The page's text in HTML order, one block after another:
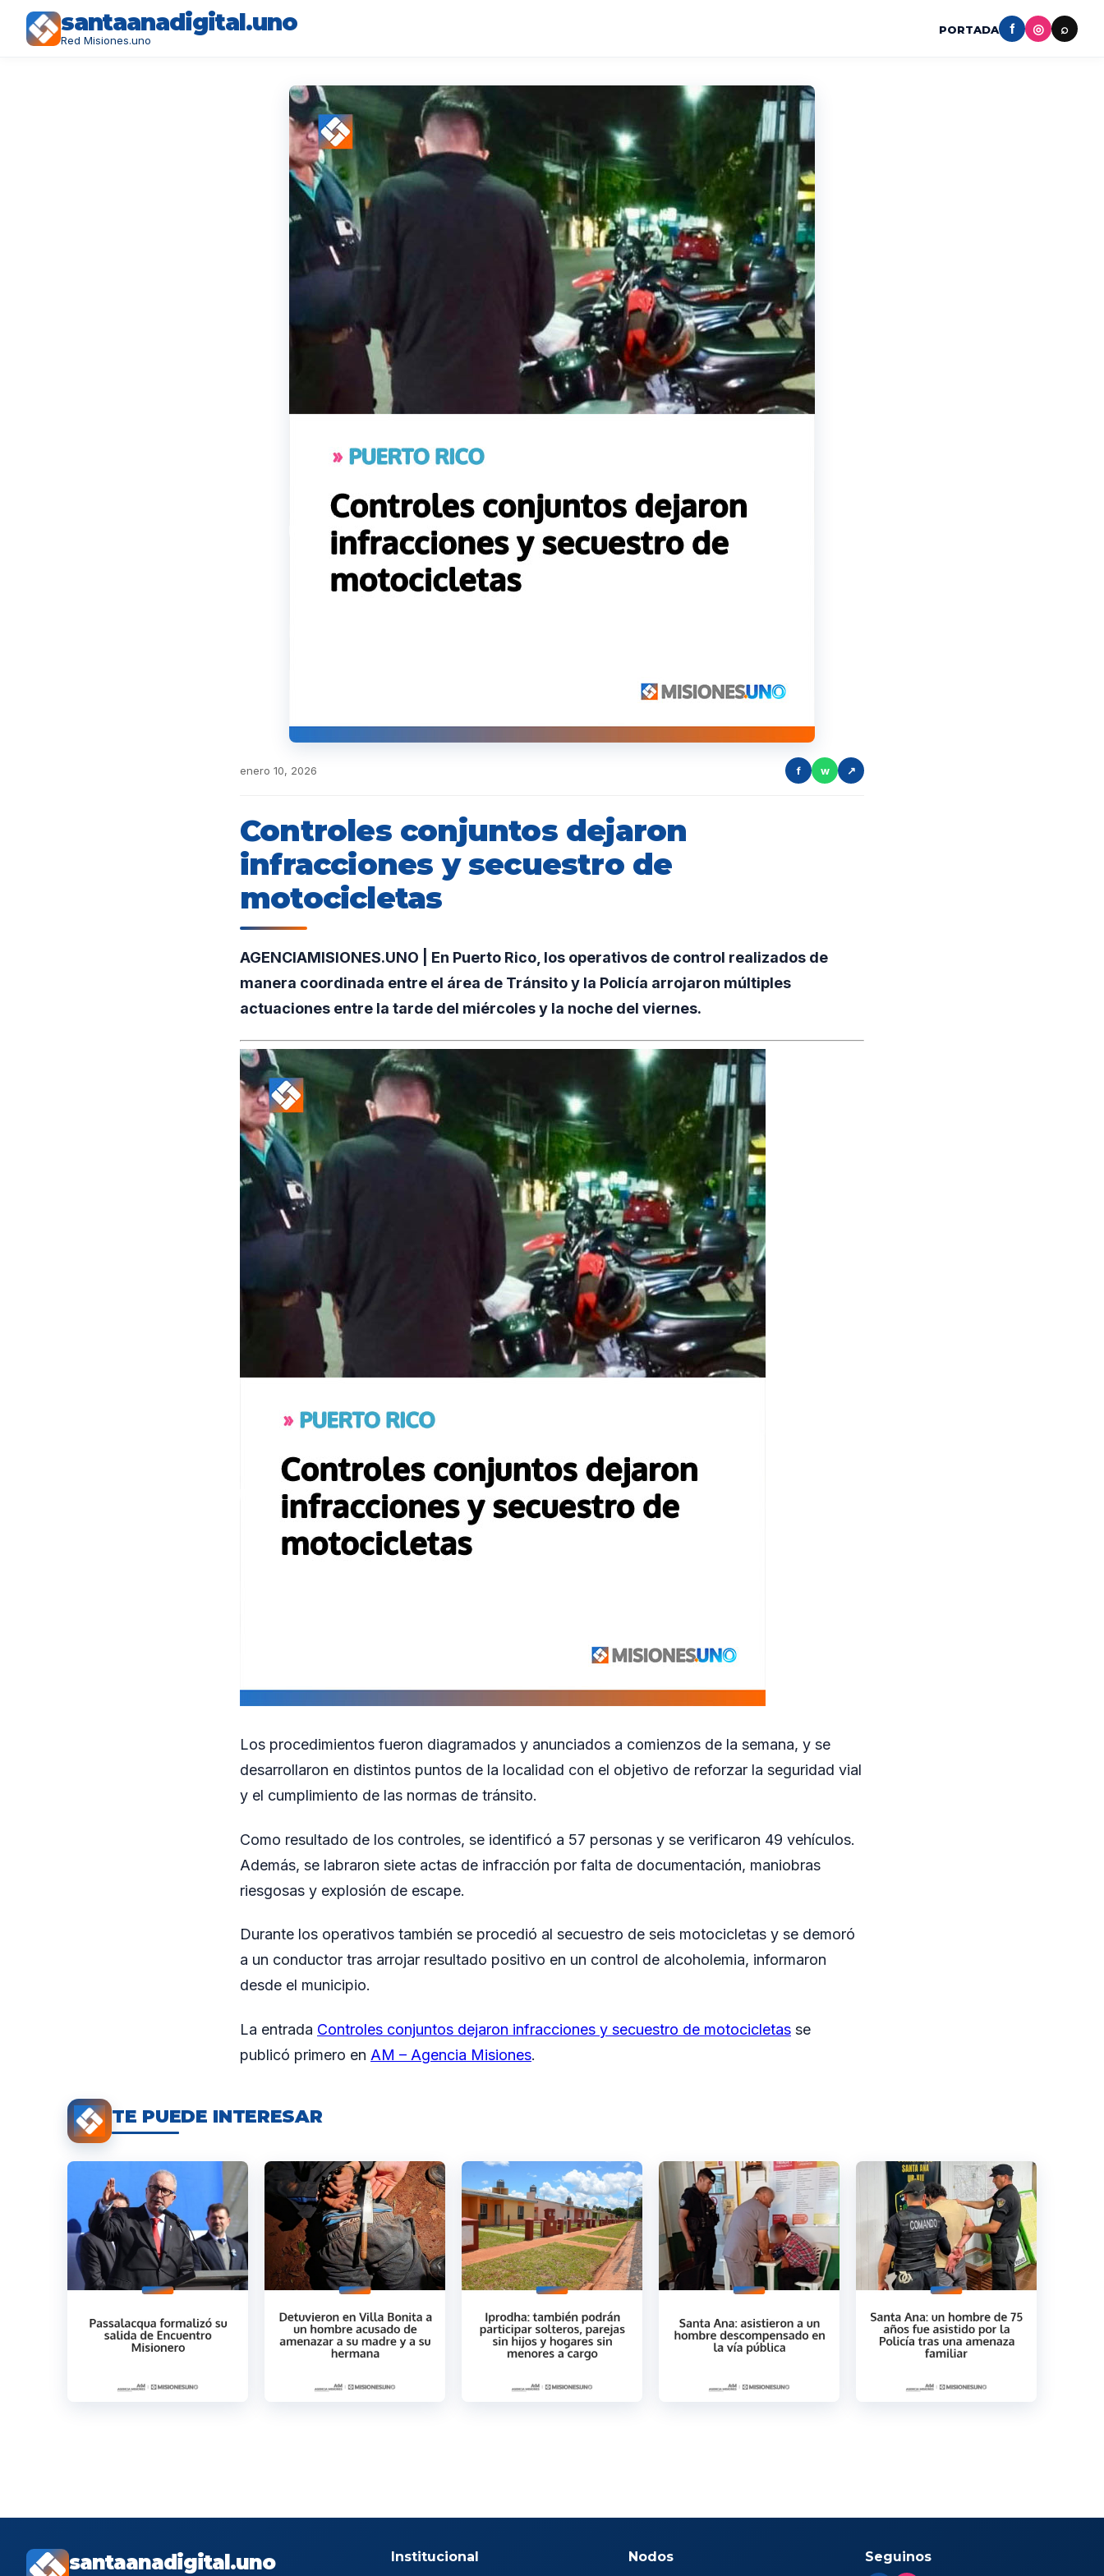
santaanadigital.uno
Red Misiones.uno
PORTADA f ◎ ⌕
enero 10, 2026 f w ↗
Controles conjuntos dejaron
infracciones y secuestro de
motocicletas
AGENCIAMISIONES.UNO | En Puerto Rico, los operativos de control realizados de
manera coordinada entre el área de Tránsito y la Policía arrojaron múltiples
actuaciones entre la tarde del miércoles y la noche del viernes.
Los procedimientos fueron diagramados y anunciados a comienzos de la semana, y se
desarrollaron en distintos puntos de la localidad con el objetivo de reforzar la seguridad vial
y el cumplimiento de las normas de tránsito.
Como resultado de los controles, se identificó a 57 personas y se verificaron 49 vehículos.
Además, se labraron siete actas de infracción por falta de documentación, maniobras
riesgosas y explosión de escape.
Durante los operativos también se procedió al secuestro de seis motocicletas y se demoró
a un conductor tras arrojar resultado positivo en un control de alcoholemia, informaron
desde el municipio.
La entrada Controles conjuntos dejaron infracciones y secuestro de motocicletas se
publicó primero en AM – Agencia Misiones.
TE PUEDE INTERESAR
santaanadigital.uno Institucional Nodos Seguinos